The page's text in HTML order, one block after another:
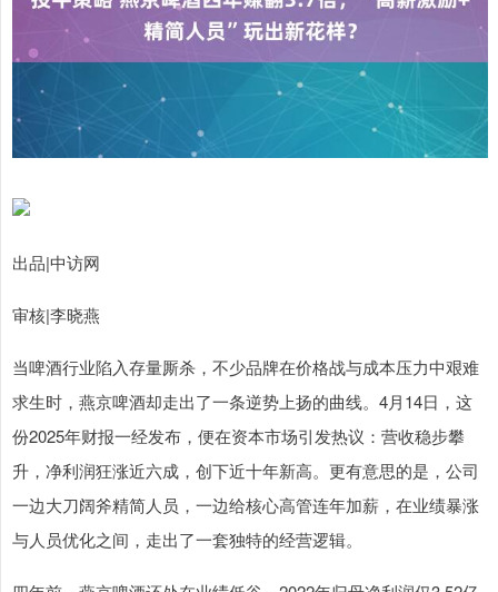
出品|中访网
审核|李晓燕
当啤酒行业陷入存量厮杀，不少品牌在价格战与成本压力中艰难
求生时，燕京啤酒却走出了一条逆势上扬的曲线。4月14日，这
份2025年财报一经发布，便在资本市场引发热议：营收稳步攀
升，净利润狂涨近六成，创下近十年新高。更有意思的是，公司
一边大刀阔斧精简人员，一边给核心高管连年加薪，在业绩暴涨
与人员优化之间，走出了一套独特的经营逻辑。